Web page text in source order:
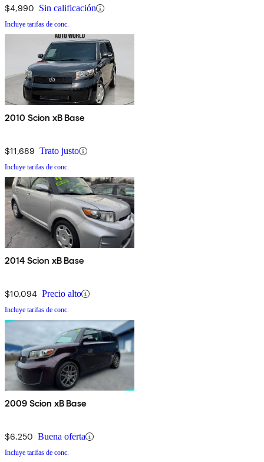
$4,990 Sin calificación
Incluye tarifas de conc.
2010 Scion xB Base
$11,689 Trato justo
Incluye tarifas de conc.
2014 Scion xB Base
$10,094 Precio alto
Incluye tarifas de conc.
2009 Scion xB Base
$6,250 Buena oferta
Incluye tarifas de conc.